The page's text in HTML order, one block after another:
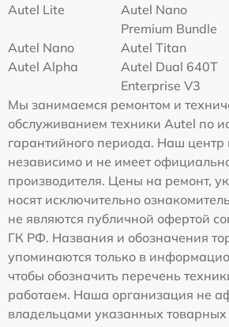
Autel Lite
Autel Nano
Premium Bundle
Autel Nano
Autel Titan
Autel Alpha
Autel Dual 640T
Enterprise V3
Мы занимаемся ремонтом и
обслуживанием техники Autel по
гарантийного периода. Наш центр
независимо и не имеет
производителя. Цены на ремонт,
носят исключительно
не являются публичной офертой
ГК РФ. Названия и обозначения
упоминаются только в
чтобы обозначить перечень
работаем. Наша организация не
владельцами указанных товарных